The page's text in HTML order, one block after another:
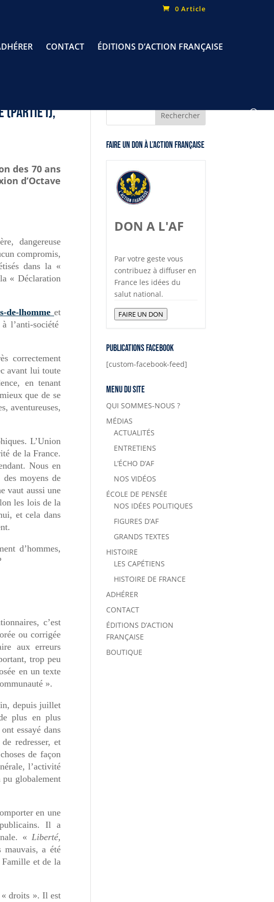
0 Article
CONTACT ÉDITIONS D’ACTION FRANÇAISE
(partie I),
des 70 ans
d’Octave
dangereuse
compromis,
dans la «
« Déclaration
de-lhommeet
l’anti-société
correctement
avant lui toute
en tenant
que de se
aventureuses,
L’Union
de la France.
Nous en
moyens de
vaut aussiune
les lois de la
et cela dans
d’hommes,
c’est
ou corrigée
aux erreurs
trop peu
en un texte
».
depuis juillet
plus en plus
essayé dans
redresser, et
de façon
l’activité
pu globalement
en une
Il a
«Liberté,
a été
Famille et de la
« droits ». Il est
Faire un don à l’Action Française
DON A L'AF
Par votre geste vous
contribuez à diffuser en
France les idées du
salut national.
FAIRE UN DON
Publications Facebook
[custom-facebook-feed]
Menu du site
QUI SOMMES-NOUS ?
MÉDIAS
ACTUALITÉS
ENTRETIENS
L’ÉCHO D’AF
NOS VIDÉOS
ÉCOLE DE PENSÉE
NOS IDÉES POLITIQUES
FIGURES D’AF
GRANDS TEXTES
HISTOIRE
LES CAPÉTIENS
HISTOIRE DE FRANCE
ADHÉRER
CONTACT
ÉDITIONS D’ACTION
FRANÇAISE
BOUTIQUE